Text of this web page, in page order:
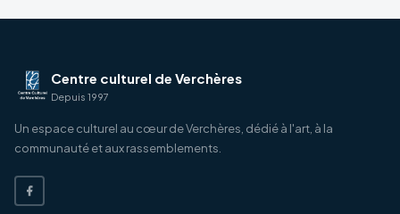
Centre culturel de Verchères
Depuis 1997
Un espace culturel au cœur de Verchères, dédié à l'art, à la
communauté et aux rassemblements.